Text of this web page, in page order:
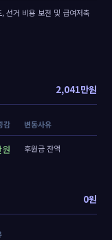
, 선거 비용 보전 및 급여저축
2,041만원
감 변동사유
후원금 잔액
0원